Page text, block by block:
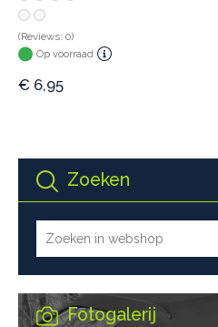
Zoeken
Fotogalerij
(Reviews: 0)
Op voorraad
€ 6,95